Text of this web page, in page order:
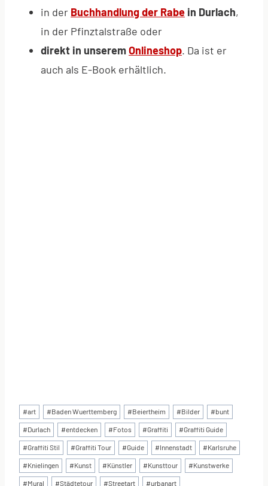
in der Buchhandlung der Rabe in Durlach,
in der Pfinztalstraße oder
direkt in unseremOnlineshop. Da ist er
auch als E-Book erhältlich.
Schlagworte:
#art #Baden Wuerttemberg #Beiertheim #Bilder #bunt
#Durlach #entdecken #Fotos #Graffiti #Graffiti Guide
#Graffiti Stil #Graffiti Tour #Guide #Innenstadt #Karlsruhe
#Knielingen #Kunst #Künstler #Kunsttour #Kunstwerke
#Mural #Städtetour #Streetart #urbanart